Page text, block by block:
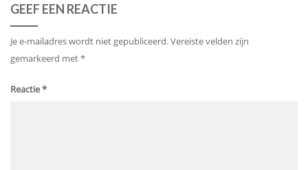
GEEF EEN REACTIE
Je e-mailadres wordt niet gepubliceerd.Vereiste velden zijn
gemarkeerd met*
Reactie*